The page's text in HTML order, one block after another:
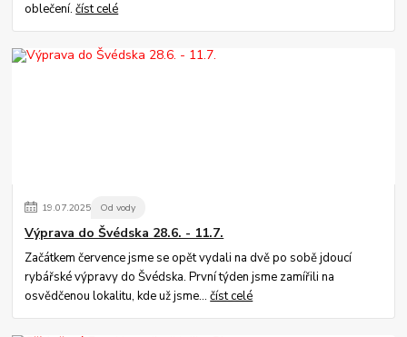
oblečení.číst celé
19.07.2025 Od vody
Výprava do Švédska 28.6. - 11.7.
Začátkem července jsme se opět vydali na dvě po sobě jdoucí
rybářské výpravy do Švédska. První týden jsme zamířili na
osvědčenou lokalitu, kde už jsme...číst celé